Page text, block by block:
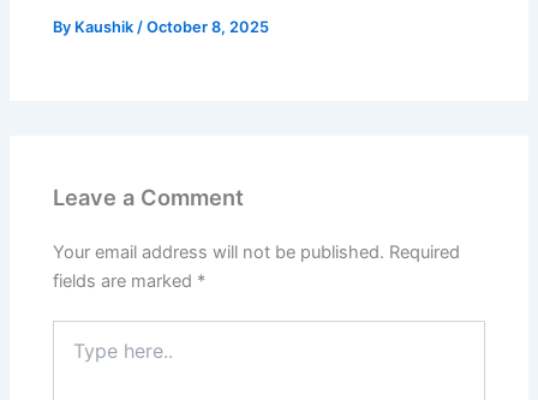
By Kaushik /October 8, 2025
Leave a Comment
Your email address will not be published. Required
fields are marked *
here..